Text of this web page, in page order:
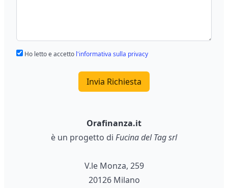
Ho letto e accetto l'informativa sulla privacy
Invia Richiesta
Orafinanza.it
è un progetto di Fucina del Tag srl
V.le Monza, 259
20126 Milano